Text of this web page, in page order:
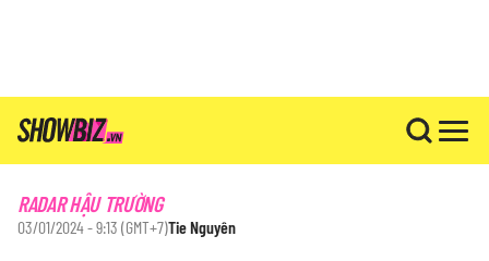
RADAR HẬU TRƯỜNG
03/01/2024 - 9:13 (GMT+7)Tie Nguyên